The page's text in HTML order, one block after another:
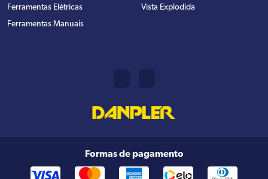
Ferramentas Elétricas
Ferramentas Manuais
Vista Explodida
Formas de pagamento